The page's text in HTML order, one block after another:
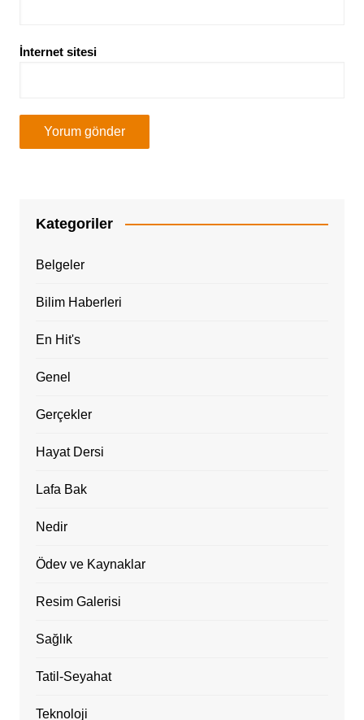
İnternet sitesi
Kategoriler
Belgeler
Bilim Haberleri
En Hit's
Genel
Gerçekler
Hayat Dersi
Lafa Bak
Nedir
Ödev ve Kaynaklar
Resim Galerisi
Sağlık
Tatil-Seyahat
Teknoloji